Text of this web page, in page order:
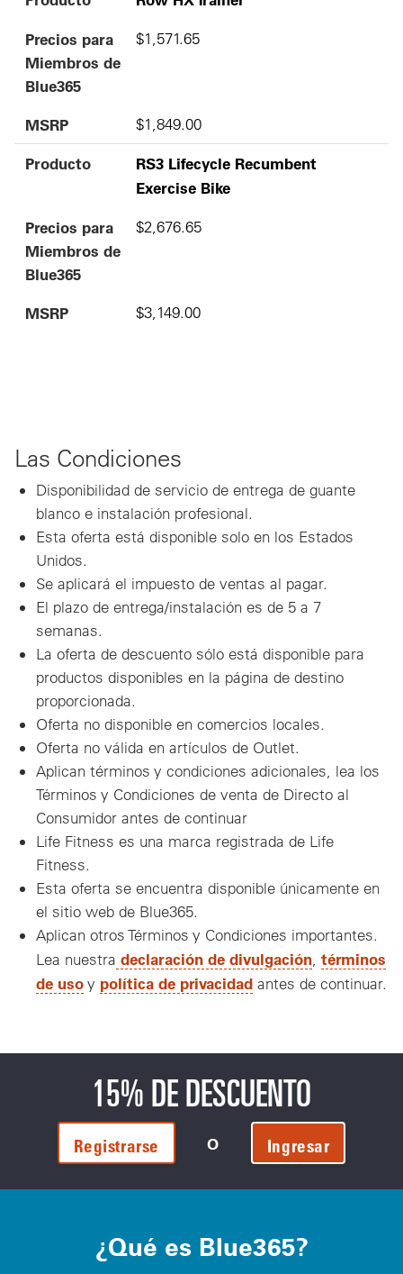
Precios para
Miembros de
Blue365
$1,571.65
MSRP $1,849.00
Producto
RS3 Lifecycle Recumbent
Exercise Bike
Precios para
Miembros de
Blue365
$2,676.65
MSRP $3,149.00
Las Condiciones
Disponibilidad de servicio de entrega de guante
blanco e instalación profesional.
Esta oferta está disponible solo en los Estados
Unidos.
Se aplicará el impuesto de ventas al pagar.
El plazo de entrega/instalación es de 5 a 7
semanas.
La oferta de descuento sólo está disponible para
productos disponibles en la página de destino
proporcionada.
Oferta no disponible en comercios locales.
Oferta no válida en artículos de Outlet.
Aplican términos y condiciones adicionales, lea los
Términos y Condiciones de venta de Directo al
Consumidor antes de continuar
Life Fitness es una marca registrada de Life
Fitness.
Esta oferta se encuentra disponible únicamente en
el sitio web de Blue365.
Aplican otros Términos y Condiciones importantes.
Lea nuestra declaración de divulgación, términos
de usoy política de privacidad antes de continuar.
15% DE DESCUENTO
Registrarse O Ingresar
¿Qué es Blue365?